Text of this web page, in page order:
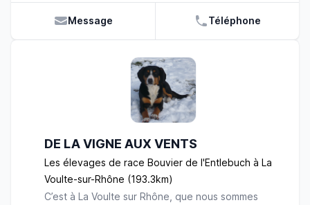
d’Entlebuch, que nous élevons avec beaucoup
d’amour et de passion ! Depuis plus de 20 ans
vous proposer des chiens en bonne santé qui
évoluerons dans de bonnes conditions une fois
adoptés. En effet, nous sélectionnons
rigoureusement nos chiens reproducteurs pour
qu’ils puissent mettre au monde des chiots du
morphologie, leur pelage, leur stabilité
comportementale et leur santé. Afin de promouvoir
la beauté et la condition physique de nos chiens,
depuis 10 ans nous participons à des expositions
de beauté et des concours d’agilité. A des fins de
Message Téléphone
DE LA VIGNE AUX VENTS
Les élevages de race Bouvier de l'Entlebuch à La
Voulte-sur-Rhône (193.3km)
C’est à La Voulte sur Rhône, que nous sommes